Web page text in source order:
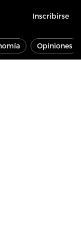
Inscribirse
Opiniones